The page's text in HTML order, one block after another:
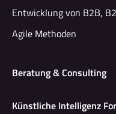
Entwicklung von B2B,
Agile Methoden
Beratung & Consulting
Künstliche Intelligenz